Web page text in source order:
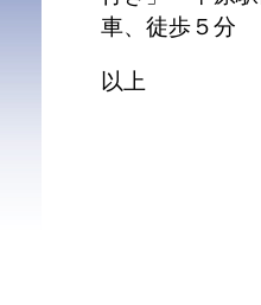
車、徒歩５分
以上